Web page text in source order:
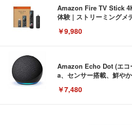
Amazon Fire TV Stick
体験 | ストリーミングメ
￥9,980
Amazon Echo Dot (エコ
a、センサー搭載、鮮や
￥7,480